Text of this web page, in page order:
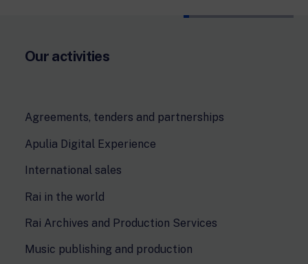
Our activities
Agreements, tenders and partnerships
Apulia Digital Experience
International sales
Rai in the world
Rai Archives and Production Services
Music publishing and production